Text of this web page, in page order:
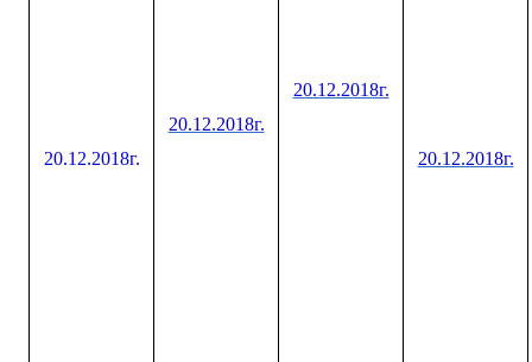
20.12.2018г.
20.12.2018г.
20.12.2018г.
20.12.2018г.